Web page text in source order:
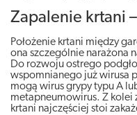
Zapalenie krtani
Położenie krtani między
ona szczególnie narażona
Do rozwoju ostrego
wspomnianego już wirusa
mogą wirus grypy typu A
metapneumowirus. Z kolei
krtani najczęściej stoi